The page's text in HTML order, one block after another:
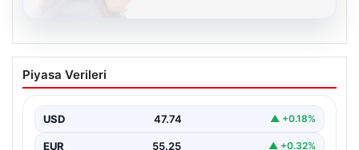
Kelebek sohbet platformu İle Çevrim içi
İletişimin Seviyeli Adresi Ve Sohbet
İnternet çağında bireylerin güvenli bir şekilde bağlantı
Piyasa Verileri
USD 47.74 ▲ +0.18%
EUR 55.25 ▲ +0.32%